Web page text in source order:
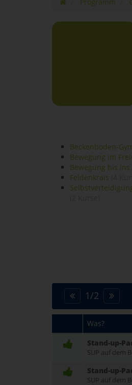
Beckenboden-
Bewegung im
Bewegung bis ins
Feldenkrais
1/2
Was?
Stand-up-
SUP auf dem
Stand-up-
SUP auf dem